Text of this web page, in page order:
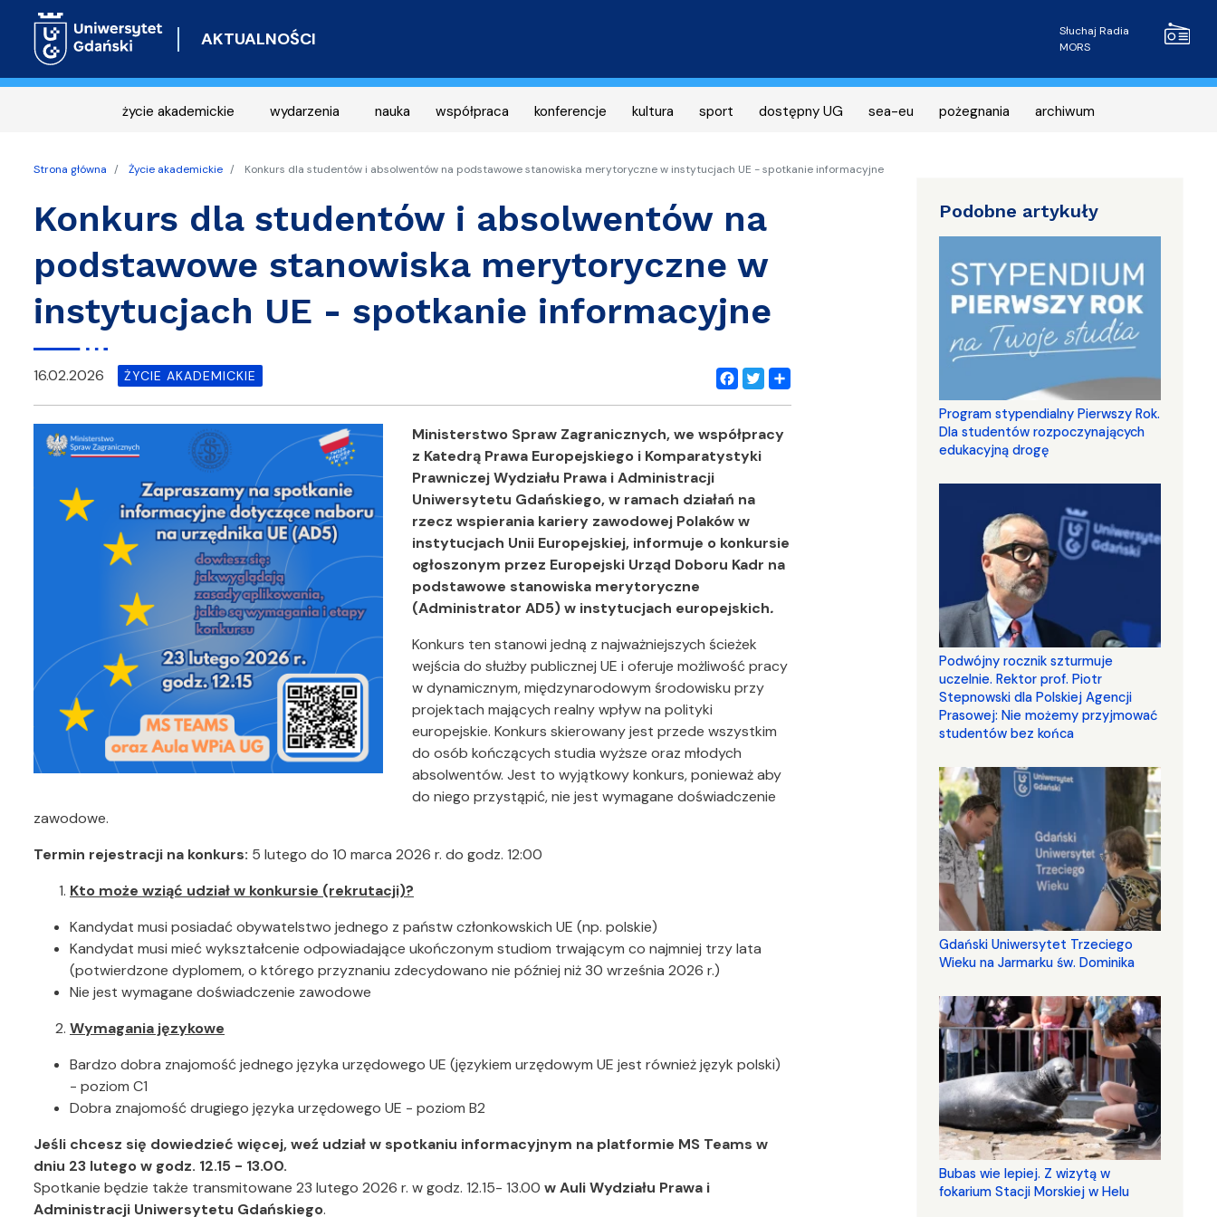
AKTUALNOŚCI Radio
Słuchaj Radia
MORS
życie akademickie wydarzenia nauka współpraca konferencje kultura sport dostępny UG sea-eu pożegnania archiwum
Strona główna Życie akademickie Konkurs dla studentów i absolwentów na podstawowe stanowiska merytoryczne w instytucjach UE - spotkanie informacyjne
Konkurs dla studentów i absolwentów na
podstawowe stanowiska merytoryczne w
instytucjach UE - spotkanie informacyjne
Facebook
Twitter
Share
16.02.2026 ŻYCIE AKADEMICKIE
Ministerstwo Spraw Zagranicznych, we współpracy
z Katedrą Prawa Europejskiego i Komparatystyki
Prawniczej Wydziału Prawa i Administracji
Uniwersytetu Gdańskiego, w ramach działań na
rzecz wspierania kariery zawodowej Polaków w
instytucjach Unii Europejskiej, informuje o konkursie
ogłoszonym przez Europejski Urząd Doboru Kadr na
podstawowe stanowiska merytoryczne
(Administrator AD5) w instytucjach europejskich.
Konkurs ten stanowi jedną z najważniejszych ścieżek
wejścia do służby publicznej UE i oferuje możliwość pracy
w dynamicznym, międzynarodowym środowisku przy
projektach mających realny wpływ na polityki
europejskie. Konkurs skierowany jest przede wszystkim
do osób kończących studia wyższe oraz młodych
absolwentów. Jest to wyjątkowy konkurs, ponieważ aby
do niego przystąpić, nie jest wymagane doświadczenie
zawodowe.
Termin rejestracji na konkurs: 5 lutego do 10 marca 2026 r. do godz. 12:00
Kto może wziąć udział w konkursie (rekrutacji)?
Kandydat musi posiadać obywatelstwo jednego z państw członkowskich UE (np. polskie)
Kandydat musi mieć wykształcenie odpowiadające ukończonym studiom trwającym co najmniej trzy lata
(potwierdzone dyplomem, o którego przyznaniu zdecydowano nie później niż 30 września 2026 r.)
Nie jest wymagane doświadczenie zawodowe
Wymagania językowe
Bardzo dobra znajomość jednego języka urzędowego UE (językiem urzędowym UE jest również język polski)
- poziom C1
Dobra znajomość drugiego języka urzędowego UE - poziom B2
Jeśli chcesz się dowiedzieć więcej, weź udział w spotkaniu informacyjnym na platformie MS Teams w
dniu 23 lutego w godz. 12.15 - 13.00.
Spotkanie będzie także transmitowane 23 lutego 2026 r. w godz. 12.15- 13.00 w Auli Wydziału Prawa i
Administracji Uniwersytetu Gdańskiego.
Podobne artykuły
Program stypendialny Pierwszy Rok.
Dla studentów rozpoczynających
edukacyjną drogę
Podwójny rocznik szturmuje
uczelnie. Rektor prof. Piotr
Stepnowski dla Polskiej Agencji
Prasowej: Nie możemy przyjmować
studentów bez końca
Gdański Uniwersytet Trzeciego
Wieku na Jarmarku św. Dominika
Bubas wie lepiej. Z wizytą w
fokarium Stacji Morskiej w Helu